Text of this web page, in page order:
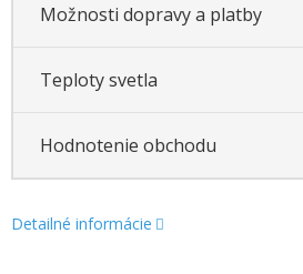
Možnosti dopravy a platby
Teploty svetla
Hodnotenie obchodu
Detailné informácie